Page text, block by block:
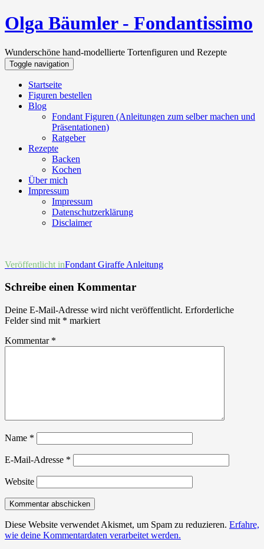
Olga Bäumler - Fondantissimo
Wunderschöne hand-modellierte Tortenfiguren und Rezepte
Toggle navigation
Startseite
Figuren bestellen
Blog
Fondant Figuren (Anleitungen zum selber machen und
Präsentationen)
Ratgeber
Rezepte
Backen
Kochen
Über mich
Impressum
Impressum
Datenschutzerklärung
Disclaimer
Beitrags-
Veröffentlicht inFondant Giraffe Anleitung
Schreibe einen Kommentar
Deine E-Mail-Adresse wird nicht veröffentlicht. Erforderliche
Felder sind mit * markiert
Kommentar *
Name *
E-Mail-Adresse *
Website
Diese Website verwendet Akismet, um Spam zu reduzieren. Erfahre,
wie deine Kommentardaten verarbeitet werden.